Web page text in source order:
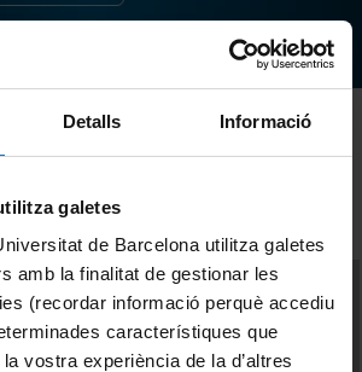
Detalls Informació
galetes
de Barcelona utilitza galetes
amb la finalitat de gestionar les
(recordar informació perquè accediu
característiques que
vostra experiència de la d’altres